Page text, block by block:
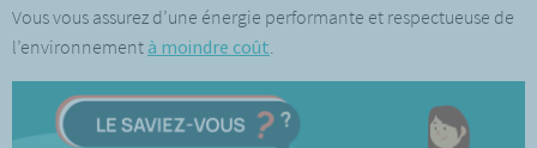
Vous vous assurez d’une énergie performante et respectueuse de
l’environnement à moindre coût.